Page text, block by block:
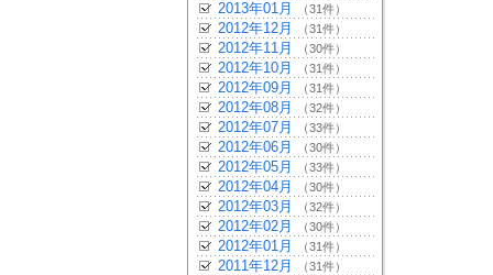
2013年01月 （31件）
2012年12月 （31件）
2012年11月 （30件）
2012年10月 （31件）
2012年09月 （31件）
2012年08月 （32件）
2012年07月 （33件）
2012年06月 （30件）
2012年05月 （33件）
2012年04月 （30件）
2012年03月 （32件）
2012年02月 （30件）
2012年01月 （31件）
2011年12月 （31件）